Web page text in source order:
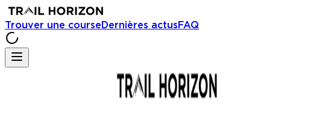
Trouver une courseDernières actusFAQ